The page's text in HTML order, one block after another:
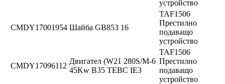
устройство
CMDY17001954 Шайба GB853 16
TAF1506
Престилно
подаващо
устройство
CMDY17096112
Двигател (W21 280S/M-6
45Kw B35 TEBC IE3
TAF1506
Престилно
подаващо
устройство